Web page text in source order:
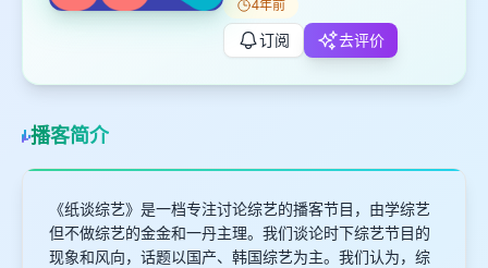
4年前
订阅 去评价
播客简介
《纸谈综艺》是一档专注讨论综艺的播客节目，由学综艺
但不做综艺的金金和一丹主理。我们谈论时下综艺节目的
现象和风向，话题以国产、韩国综艺为主。我们认为，综